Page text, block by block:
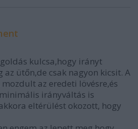
kulcsa,hogy irányt
ütőn,de csak nagyon kicsit. A
az eredeti lövésre,és
irányváltás is
eltérülést okozott, hogy